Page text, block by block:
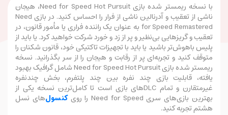
با نسخه ریمستر شده بازی Need for Speed Hot Pursuit، هیجان
ناشی از تعقیب و آدرنالین ناشی از فرار را احساس کنید. در بازی Need
for Speed Remastered به عنوان یک راننده فراری یا مأمور قانون، در
تعقیب و گریزهایی بی‌نظیر و پر از زد و خورد شرکت خواهید کرد. یا باید از
پلیس باهوش‌تر باشید یا باید با تجهیزات تاکتیکی خود، قانون شکنان را
متوقف کنید و تجربه‌ای پر از رقابت و هیجان را از سر بگذرانید. نسخه
ریمستر شده بازی Need for Speed Hot Pursuit شامل گرافیک بهبود
یافته، قابلیت بازی چند نفره بین چند پلتفرم، بخش چندنفره
غیرمتقارن و تمام DLCهای بازی است تا کامل‌ترین نسخه یکی از
بهترین بازی‌های سری Need for Speed را روی
کنسول‌های نسل
هشتم تجربه کنید.